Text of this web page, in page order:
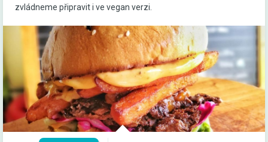
zvládneme připravit i ve vegan verzi.